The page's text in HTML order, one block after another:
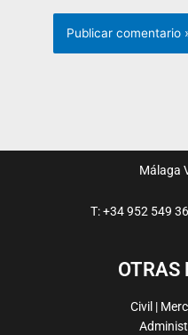
Málaga
T: +34 952 549
OTRAS
Civil |